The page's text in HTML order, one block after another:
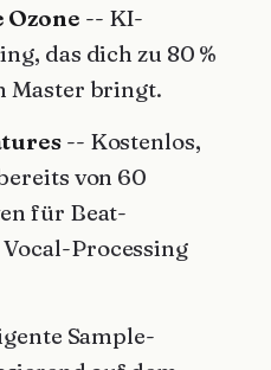
Ozone -- KI-
das dich zu 80 %
Master bringt.
-- Kostenlos,
von 60
für Beat-
Processing
Sample-